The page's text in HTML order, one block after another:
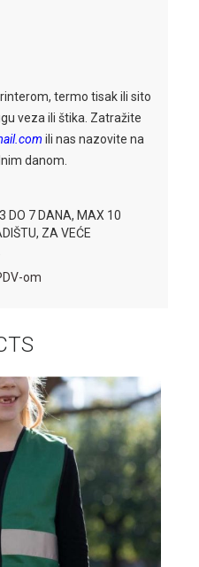
termo tisak ili sito
veza ili štika. Zatražite
ili nas nazovite na
danom.
DO 7 DANA, MAX 10
ZA VEĆE
om